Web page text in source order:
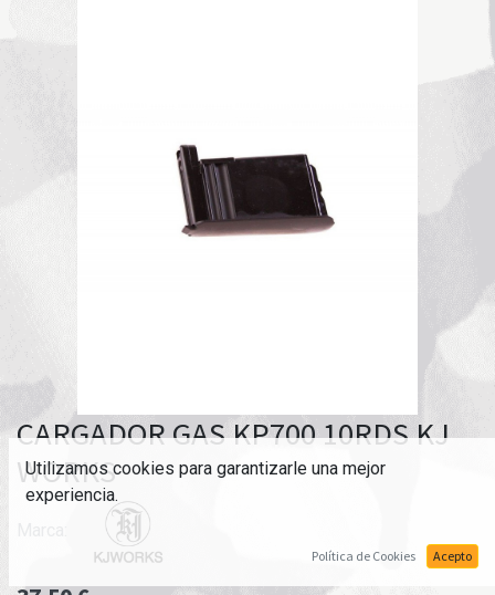
CARGADOR GAS KP700 10RDS KJ
WORKS
Utilizamos cookies para garantizarle una mejor
experiencia.
Política de Cookies Acepto